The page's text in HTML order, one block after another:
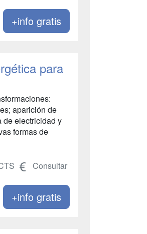
+info gratis
para
aparición de
de electricidad y
formas de
Consultar
+info gratis